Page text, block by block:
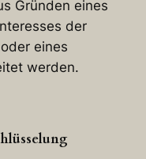
Gründen eines
der
eines
werden.